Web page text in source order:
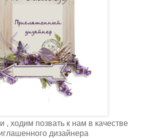
, ходим позвать к нам в качестве
дизайнера